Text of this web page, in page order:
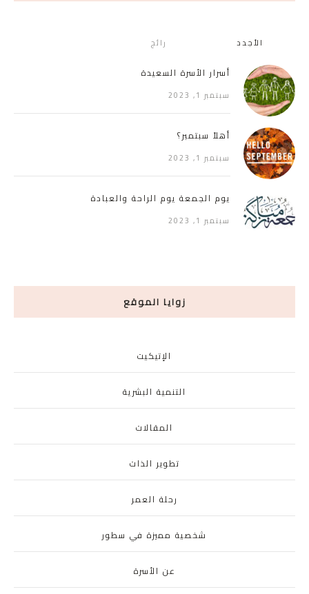
الأجدد رائج
أسرار الأسرة السعيدة
سبتمبر 1, 2023
أهلاً سبتمبر؟
سبتمبر 1, 2023
يوم الجمعة يوم الراحة والعبادة
سبتمبر 1, 2023
زوايا الموقع
الإتيكيت
التنمية البشرية
المقالات
تطوير الذات
رحلة العمر
شخصية مميزة في سطور
عن الأسرة